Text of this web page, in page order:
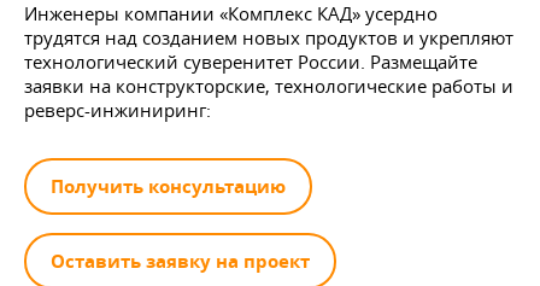
Инженеры компании «Комплекс КАД» усердно
трудятся над созданием новых продуктов и укрепляют
технологический суверенитет России. Размещайте
заявки на конструкторские, технологические работы и
реверс-инжиниринг:
Получить консультацию
Оставить заявку на проект